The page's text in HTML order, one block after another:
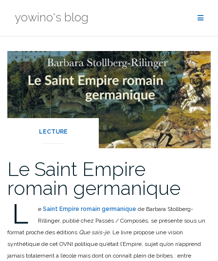
yowino's blog
LECTURE
Le Saint Empire
romain germanique
L e Saint Empire romain germanique de Barbara Stollberg-
Rillinger, publié chez Passés / Composés, se présente sous un
format proche des éditions Que sais-je. Le livre propose une vision
synthétique de cet OVNI politique qu’était l’Empire, sujet qu’on n’apprend
jamais totalement à l’école mais dont on connaît plein de bribes : entre